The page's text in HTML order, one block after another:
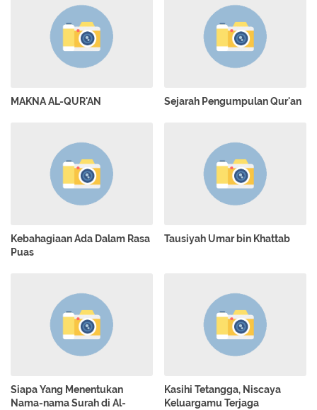
MAKNA AL-QUR'AN Sejarah Pengumpulan Qur'an
Kebahagiaan Ada Dalam Rasa
Puas
Tausiyah Umar bin Khattab
Siapa Yang Menentukan
Nama-nama Surah di Al-
Kasihi Tetangga, Niscaya
Keluargamu Terjaga